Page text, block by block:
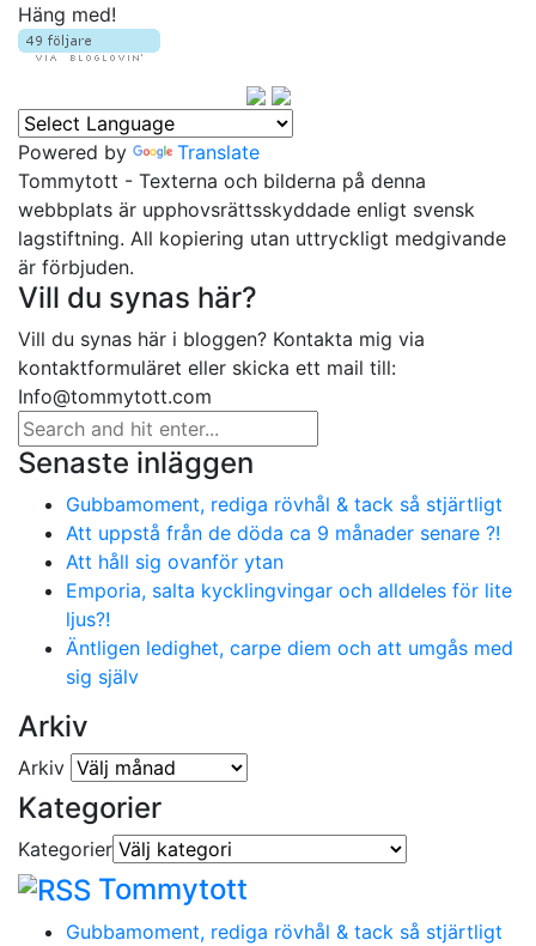
Häng med!
Powered by
Translate
Tommytott - Texterna och bilderna på denna
webbplats är upphovsrättsskyddade enligt svensk
lagstiftning. All kopiering utan uttryckligt medgivande
är förbjuden.
Vill du synas här?
Vill du synas här i bloggen? Kontakta mig via
kontaktformuläret eller skicka ett mail till:
Info@tommytott.com
Senaste inläggen
Gubbamoment, rediga rövhål & tack så stjärtligt
Att uppstå från de döda ca 9 månader senare ?!
Att håll sig ovanför ytan
Emporia, salta kycklingvingar och alldeles för lite
ljus?!
Äntligen ledighet, carpe diem och att umgås med
sig själv
Arkiv
Arkiv
Kategorier
Kategorier
Tommytott
Gubbamoment, rediga rövhål & tack så stjärtligt